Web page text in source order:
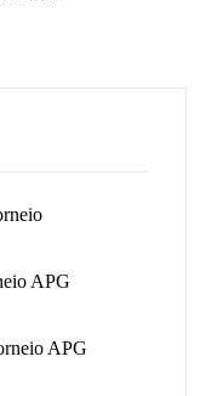
APG
APG